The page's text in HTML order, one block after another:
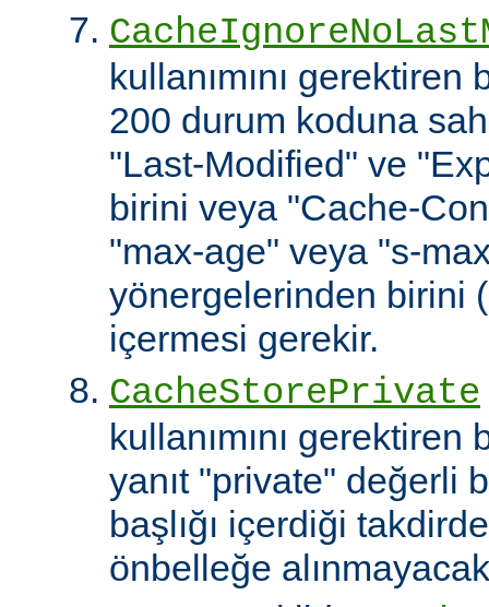
kullanımını gerektiren
200 durum koduna
"Last-Modified" ve
birini veya "Cache-
"max-age" veya "s-
yönergelerinden birini
içermesi gerekir.
CacheStorePrivate
kullanımını gerektiren
yanıt "private" değerli
başlığı içerdiği
önbelleğe